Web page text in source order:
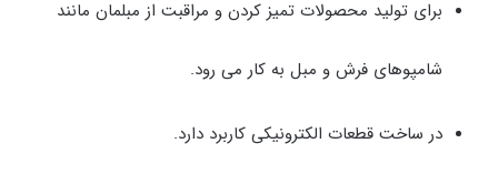
برای تولید محصولات تمیز کردن و مراقبت از مبلمان مانند
شامپوهای فرش و مبل به کار می رود.
در ساخت قطعات الکترونیکی کاربرد دارد.